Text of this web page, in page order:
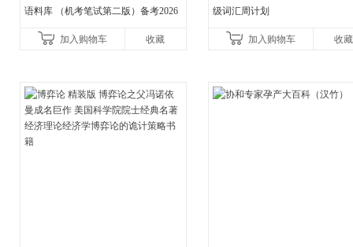
语料库 （机考笔试第二版）备考2026
新增在
加入购物车 收藏
级词汇周计划
加入购物车 收藏